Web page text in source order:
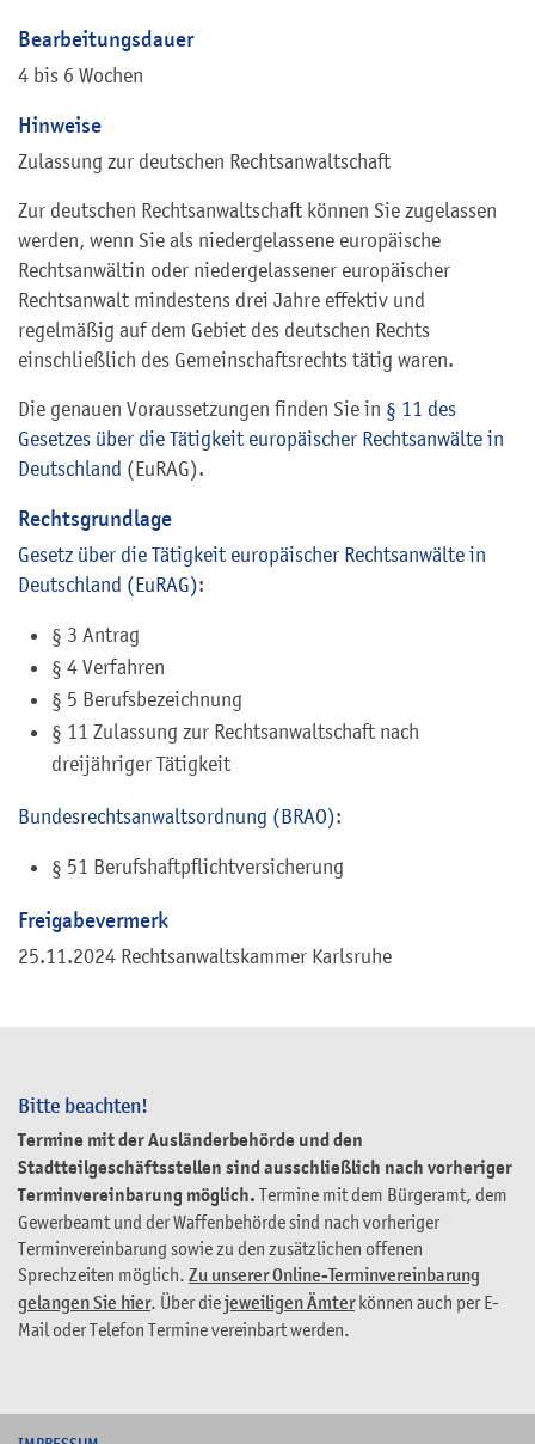
Bitte beachten!
Termine mit der Ausländerbehörde und den
Stadtteilgeschäftsstellen sind ausschließlich nach vorheriger
Terminvereinbarung möglich. Termine mit dem Bürgeramt, dem
Gewerbeamt und der Waffenbehörde sind nach vorheriger
Terminvereinbarung sowie zu den zusätzlichen offenen
Sprechzeiten möglich. Zu unserer Online-Terminvereinbarung
gelangen Sie hier. Über diejeweiligen Ämterkönnen auch per E-
Mail oder Telefon Termine vereinbart werden.
Bearbeitungsdauer
4 bis 6 Wochen
Hinweise
Zulassung zur deutschen Rechtsanwaltschaft
Zur deutschen Rechtsanwaltschaft können Sie zugelassen
werden, wenn Sie als niedergelassene europäische
Rechtsanwältin oder niedergelassener europäischer
Rechtsanwalt mindestens drei Jahre effektiv und
regelmäßig auf dem Gebiet des deutschen Rechts
einschließlich des Gemeinschaftsrechts tätig waren.
Die genauen Voraussetzungen finden Sie in § 11 des
Gesetzes über die Tätigkeit europäischer Rechtsanwälte in
Deutschland (EuRAG).
Rechtsgrundlage
Gesetz über die Tätigkeit europäischer Rechtsanwälte in
Deutschland (EuRAG):
§ 3 Antrag
§ 4 Verfahren
§ 5 Berufsbezeichnung
§ 11 Zulassung zur Rechtsanwaltschaft nach
dreijähriger Tätigkeit
Bundesrechtsanwaltsordnung (BRAO):
§ 51 Berufshaftpflichtversicherung
Freigabevermerk
25.11.2024 Rechtsanwaltskammer Karlsruhe